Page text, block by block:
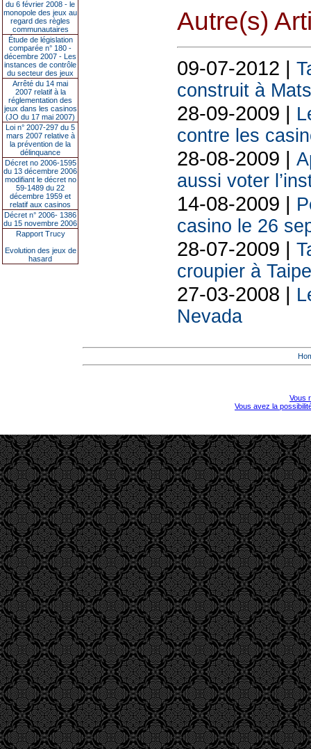
du 6 février 2008 - le
monopole des jeux au
regard des règles
communautaires
Étude de législation
comparée n° 180 -
décembre 2007 - Les
instances de contrôle
du secteur des jeux
Arrêté du 14 mai
2007 relatif à la
réglementation des
jeux dans les casinos
(JO du 17 mai 2007)
Loi n° 2007-297 du 5
mars 2007 relative à
la prévention de la
délinquance
Décret no 2006-1595
du 13 décembre 2006
modifiant le décret no
59-1489 du 22
décembre 1959 et
relatif aux casinos
Décret n° 2006- 1386
du 15 novembre 2006
Rapport Trucy
Evolution des jeux de
hasard
Autre(s)
09-07-2012 |
construit à
28-09-2009 |
contre les
28-08-2009 |
aussi voter
14-08-2009 |
casino le 26
28-07-2009 |
croupier à
27-03-2008 |
Nevada
Vous
Vous avez la